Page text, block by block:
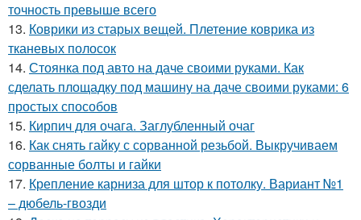
точность превыше всего
13. Коврики из старых вещей. Плетение коврика из
тканевых полосок
14. Стоянка под авто на даче своими руками. Как
сделать площадку под машину на даче своими руками: 6
простых способов
15. Кирпич для очага. Заглубленный очаг
16. Как снять гайку с сорванной резьбой. Выкручиваем
сорванные болты и гайки
17. Крепление карниза для штор к потолку. Вариант №1
– дюбель-гвозди